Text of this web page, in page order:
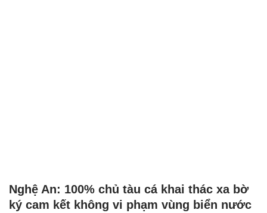
Nghệ An: 100% chủ tàu cá khai thác xa bờ
ký cam kết không vi phạm vùng biển nước